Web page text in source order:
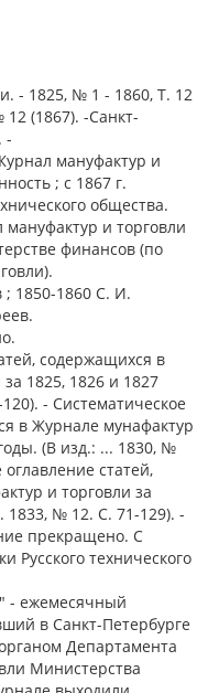
- 1825, № 1 - 1860, Т. 12
(1867). -Санкт-
-
мануфактур и
; с 1867 г.
общества.
и торговли
финансов (по
; 1850-1860 С. И.
содержащихся в
1825, 1826 и 1827
- Систематическое
в Журнале мунафактур
(В изд.: ... 1830, №
статей,
и торговли за
1833, № 12. С. 71-129). -
прекращено. С
Русского технического
- ежемесячный
в Санкт-Петербурге
Департамента
Министерства